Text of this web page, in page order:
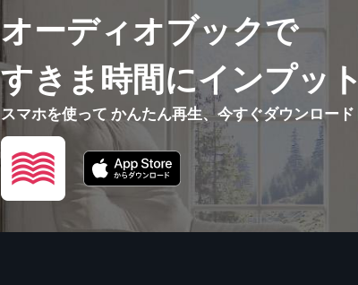
オーディオブックで
すきま時間にインプット
スマホを使って かんたん再生、今すぐダウンロード